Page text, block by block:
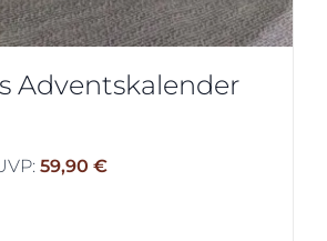
Adventskalender
59,90 €Aktueller